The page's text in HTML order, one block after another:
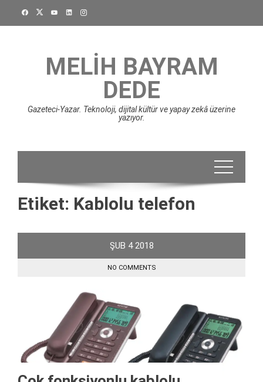
MELIH BAYRAM
DEDE
Gazeteci-Yazar. Teknoloji, dijital kültür ve yapay zekâ üzerine
yazıyor.
Etiket: Kablolu telefon
ŞUB 4 2018
NO COMMENTS